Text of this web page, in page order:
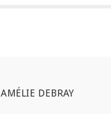
AMÉLIE DEBRAY